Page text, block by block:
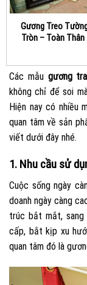
Gương Treo
Tròn – Toàn Thân
Các mẫu gương
không chỉ để soi
Hiện nay có nhiều
quan tâm về sản
viết dưới đây nhé.
1. Nhu cầu sử
Cuộc sống ngày
doanh ngày càng
trúc bắt mắt,
cấp, bắt kịp xu
quan tâm đó là